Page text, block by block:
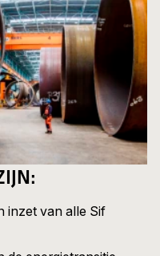
inzet van alle Sif